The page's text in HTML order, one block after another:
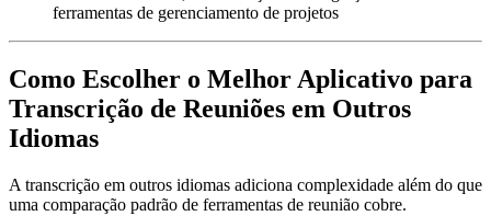
ferramentas de gerenciamento de projetos
Como Escolher o Melhor Aplicativo para
Transcrição de Reuniões em Outros
Idiomas
A transcrição em outros idiomas adiciona complexidade além do que
uma comparação padrão de ferramentas de reunião cobre.